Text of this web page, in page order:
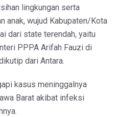
lingkungan serta
anak, wujud Kabupaten/Kota
dari state terendah, yaitu
PPPA Arifah Fauzi di
dari Antara.
kasus meninggalnya
Barat akibat infeksi